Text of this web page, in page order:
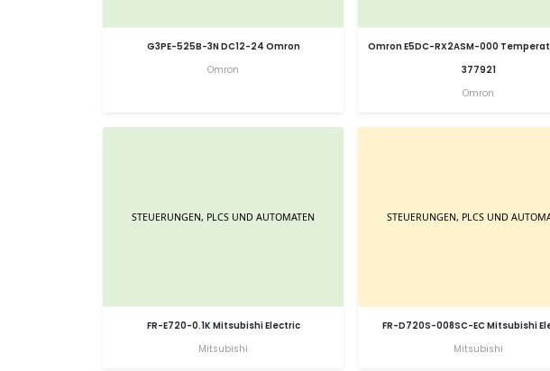
G3PE-525B-3N DC12-24 Omron
Omron
Omron E5DC-RX2ASM-000
377921
Omron
FR-E720-0.1K Mitsubishi Electric
Mitsubishi
FR-D720S-008SC-EC Mitsubishi
Mitsubishi